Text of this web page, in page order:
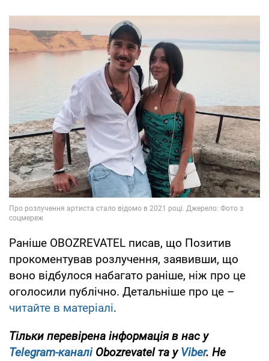
Раніше OBOZREVATEL писав, що Позитив
прокоментував розлучення, заявивши, що
воно відбулося набагато раніше, ніж про це
оголосили публічно. Детальніше про це –
читайте в матеріалі.
Тільки перевірена інформація в нас у
Telegram-каналіObozrevatel та уViber. Не